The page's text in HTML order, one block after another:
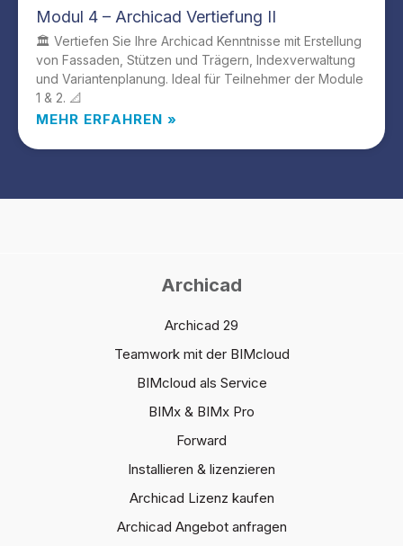
Modul 4 – Archicad Vertiefung II
🏛️ Vertiefen Sie Ihre Archicad Kenntnisse mit Erstellung
von Fassaden, Stützen und Trägern, Indexverwaltung
und Variantenplanung. Ideal für Teilnehmer der Module
1 & 2. 📐
MEHR ERFAHREN »
Archicad
Archicad 29
Teamwork mit der BIMcloud
BIMcloud als Service
BIMx & BIMx Pro
Forward
Installieren & lizenzieren
Archicad Lizenz kaufen
Archicad Angebot anfragen